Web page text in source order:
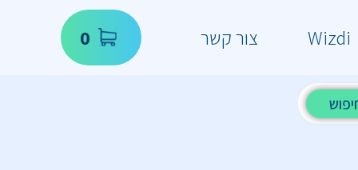
Wizdi צור קשר 0